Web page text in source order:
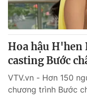
Thị trường 24h
VTV4
VTV9
Hoa hậu
casting Bước
VTV.vn - Hơn 150
chương trình Bước